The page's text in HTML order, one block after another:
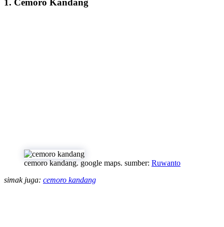
1. Cemoro Kandang
cemoro kandang. google maps. sumber: Ruwanto
simak juga: cemoro kandang